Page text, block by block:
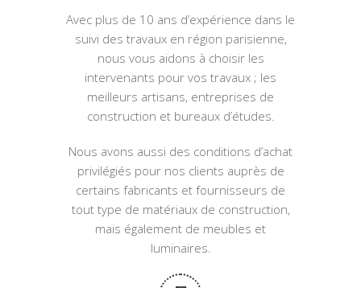
Avec plus de 10 ans d’expérience dans le
suivi des travaux en région parisienne,
nous vous aidons à choisir les
intervenants pour vos travaux ; les
meilleurs artisans, entreprises de
construction et bureaux d’études.
Nous avons aussi des conditions d’achat
privilégiés pour nos clients auprès de
certains fabricants et fournisseurs de
tout type de matériaux de construction,
mais également de meubles et
luminaires.